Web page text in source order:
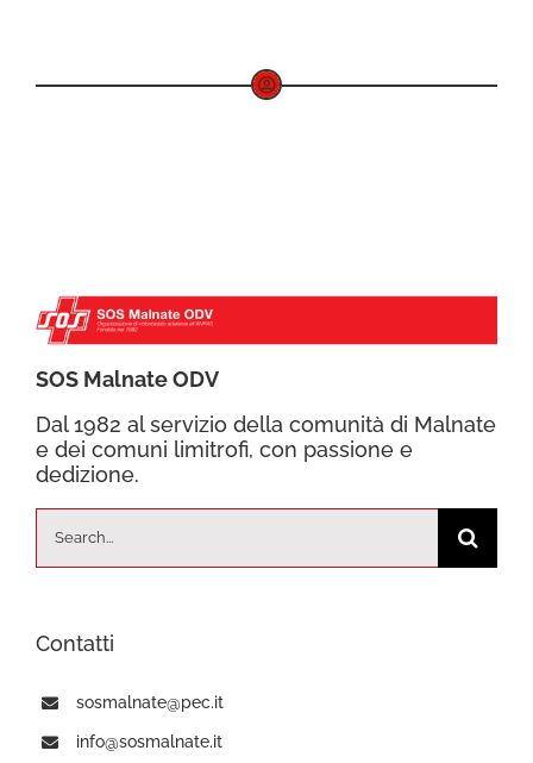
SOS Malnate ODV
Dal 1982 al servizio della comunità di Malnate
e dei comuni limitrofi, con passione e
dedizione.
per:
Contatti
sosmalnate@pec.it
info@sosmalnate.it